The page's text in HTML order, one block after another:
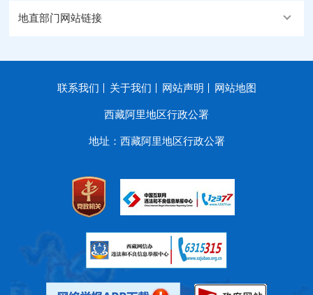
地直部门网站链接
联系我们 关于我们 网站声明 网站地图
西藏阿里地区行政公署
地址：西藏阿里地区行政公署